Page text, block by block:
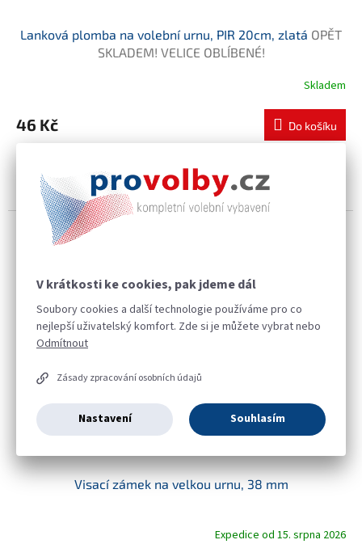
V krátkosti ke cookies, pak jdeme dál
Soubory cookies a další technologie používáme pro co
nejlepší uživatelský komfort. Zde si je můžete vybrat nebo
Odmítnout
Zásady zpracování osobních údajů
Nastavení Souhlasím
Lanková plomba na volební urnu, PIR 20cm, zlatá OPĚT
SKLADEM! VELICE OBLÍBENÉ!
Skladem
46 Kč Do košíku
plomby je jednorázové. Na lankové plombě je vytištěno unikátní
evidenční číslo. Bezpečnostní plomby jsou...
Visací zámek na velkou urnu, 38 mm
Expedice od 15. srpna 2026